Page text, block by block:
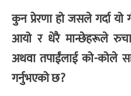
कुन प्रेरणा हो जसले गर्दा
आयो र धेरै मान्छेहरूले
अथवा तपाईंलाई को-कोले
गर्नुभएको छ?